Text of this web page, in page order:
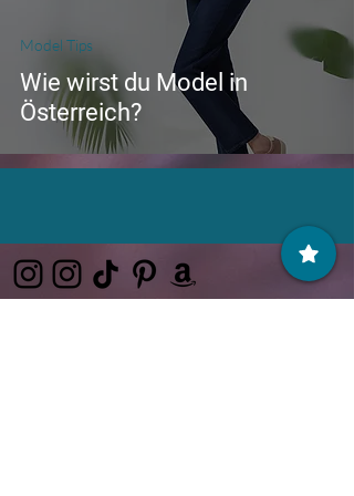
Wie wirst du Model in
Österreich?
Model Tips